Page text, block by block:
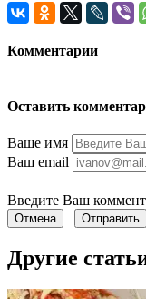
Комментарии
Оставить
Ваше имя
Ваш email
Введите Ваш
Отмена Отправить
Другие